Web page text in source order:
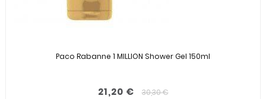
Paco Rabanne 1 MILLION Shower Gel 150ml
21,20 € 30,30 €